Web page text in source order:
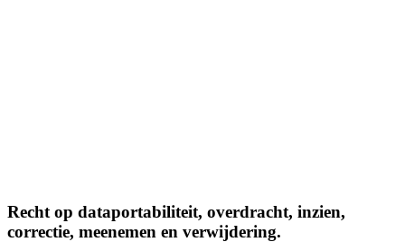
Recht op dataportabiliteit, overdracht, inzien,
correctie, meenemen en verwijdering.